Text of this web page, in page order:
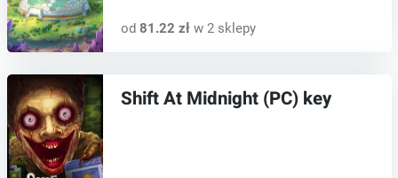
od 81.22 złw 2 sklepy
Shift At Midnight (PC) key